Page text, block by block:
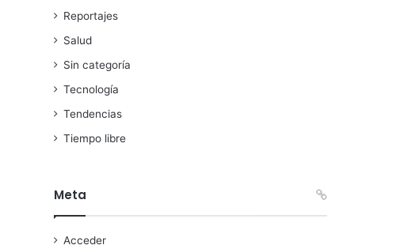
Reportajes
Salud
Sin categoría
Tecnología
Tendencias
Tiempo libre
Meta
Acceder